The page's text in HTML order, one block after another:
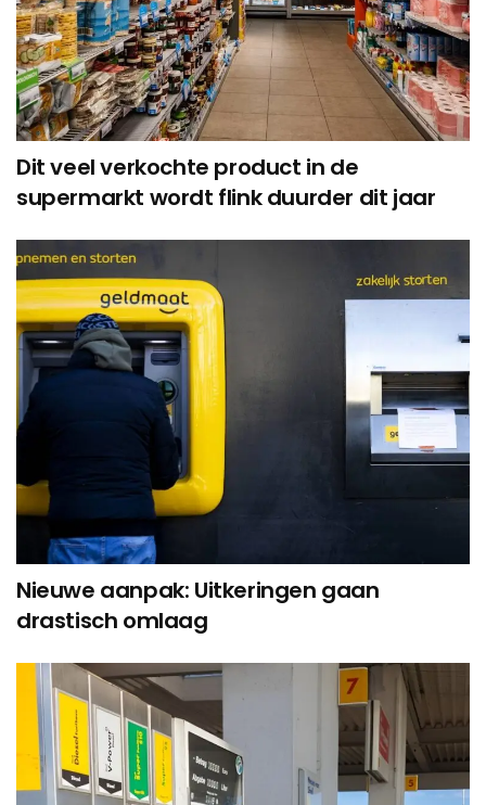
Dit veel verkochte product in de
supermarkt wordt flink duurder dit jaar
Nieuwe aanpak: Uitkeringen gaan
drastisch omlaag